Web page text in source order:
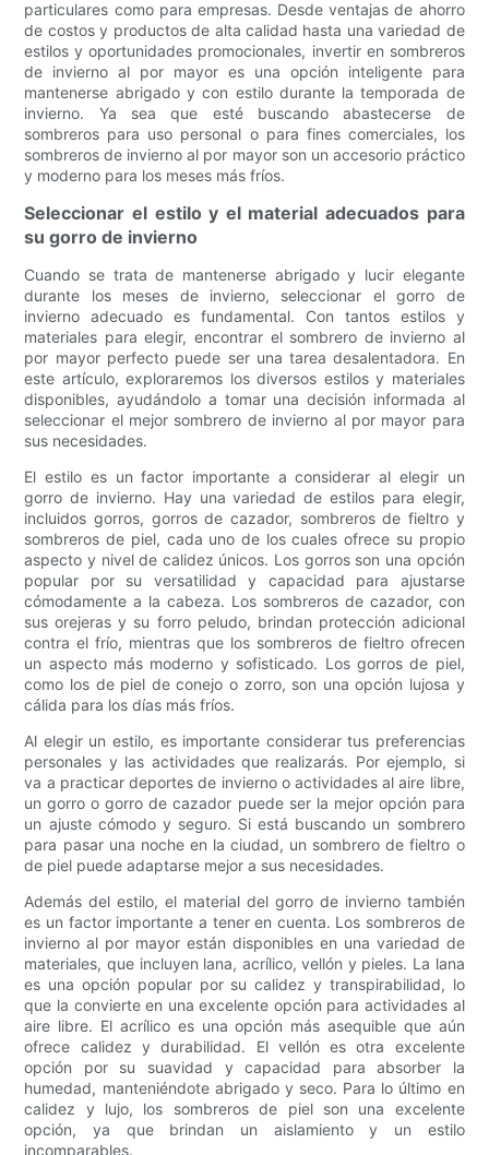
particulares como para empresas. Desde ventajas de ahorro
de costos y productos de alta calidad hasta una variedad de
estilos y oportunidades promocionales, invertir en sombreros
de invierno al por mayor es una opción inteligente para
mantenerse abrigado y con estilo durante la temporada de
invierno. Ya sea que esté buscando abastecerse de
sombreros para uso personal o para fines comerciales, los
sombreros de invierno al por mayor son un accesorio práctico
y moderno para los meses más fríos.
Seleccionar el estilo y el material adecuados para
su gorro de invierno
Cuando se trata de mantenerse abrigado y lucir elegante
durante los meses de invierno, seleccionar el gorro de
invierno adecuado es fundamental. Con tantos estilos y
materiales para elegir, encontrar el sombrero de invierno al
por mayor perfecto puede ser una tarea desalentadora. En
este artículo, exploraremos los diversos estilos y materiales
disponibles, ayudándolo a tomar una decisión informada al
seleccionar el mejor sombrero de invierno al por mayor para
sus necesidades.
El estilo es un factor importante a considerar al elegir un
gorro de invierno. Hay una variedad de estilos para elegir,
incluidos gorros, gorros de cazador, sombreros de fieltro y
sombreros de piel, cada uno de los cuales ofrece su propio
aspecto y nivel de calidez únicos. Los gorros son una opción
popular por su versatilidad y capacidad para ajustarse
cómodamente a la cabeza. Los sombreros de cazador, con
sus orejeras y su forro peludo, brindan protección adicional
contra el frío, mientras que los sombreros de fieltro ofrecen
un aspecto más moderno y sofisticado. Los gorros de piel,
como los de piel de conejo o zorro, son una opción lujosa y
cálida para los días más fríos.
Al elegir un estilo, es importante considerar tus preferencias
personales y las actividades que realizarás. Por ejemplo, si
va a practicar deportes de invierno o actividades al aire libre,
un gorro o gorro de cazador puede ser la mejor opción para
un ajuste cómodo y seguro. Si está buscando un sombrero
para pasar una noche en la ciudad, un sombrero de fieltro o
de piel puede adaptarse mejor a sus necesidades.
Además del estilo, el material del gorro de invierno también
es un factor importante a tener en cuenta. Los sombreros de
invierno al por mayor están disponibles en una variedad de
materiales, que incluyen lana, acrílico, vellón y pieles. La lana
es una opción popular por su calidez y transpirabilidad, lo
que la convierte en una excelente opción para actividades al
aire libre. El acrílico es una opción más asequible que aún
ofrece calidez y durabilidad. El vellón es otra excelente
opción por su suavidad y capacidad para absorber la
humedad, manteniéndote abrigado y seco. Para lo último en
calidez y lujo, los sombreros de piel son una excelente
opción, ya que brindan un aislamiento y un estilo
incomparables.